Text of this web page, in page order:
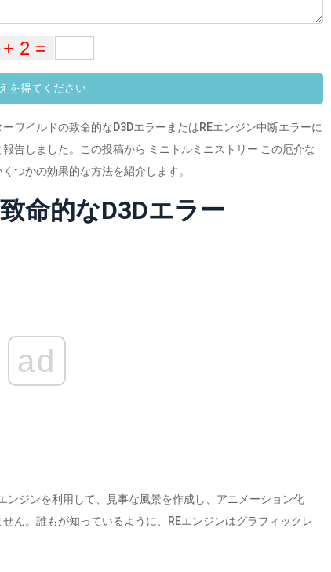
を得てください
ワイルドの致命的なD3DエラーまたはREエンジン中断エラーに
告しました。この投稿から ミニトルミニストリー この厄介な
つかの効果的な方法を紹介します。
命的なD3Dエラー
ad
ジンを利用して、見事な風景を作成し、アニメーション化
ん。誰もが知っているように、REエンジンはグラフィックレ